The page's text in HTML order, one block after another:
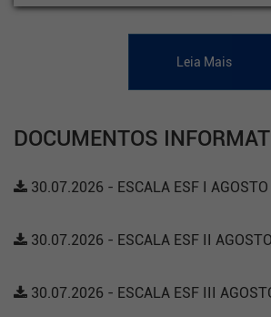
Leia Mais
DOCUMENTOS
30.07.2026 - ESCALA ESF I AGOSTO
30.07.2026 - ESCALA ESF II AGOSTO
30.07.2026 - ESCALA ESF III